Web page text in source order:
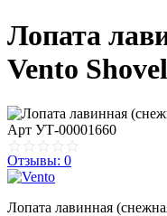
Лопата
Vento Shovel
Арт УТ-00001660
Отзывы: 0
Лопата лавинная